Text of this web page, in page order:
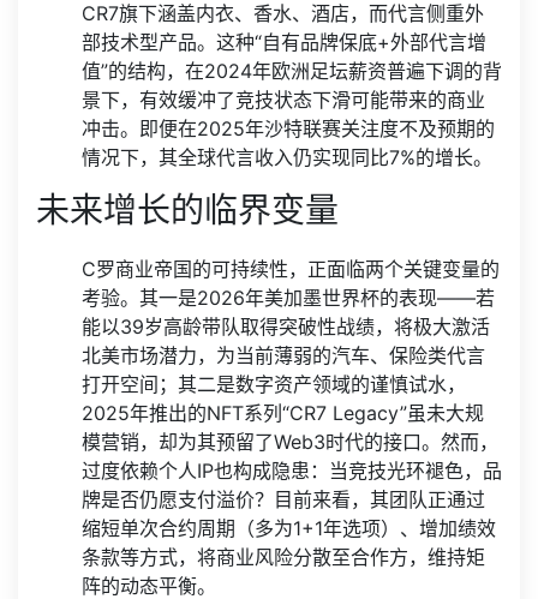
CR7旗下涵盖内衣、香水、酒店，而代言侧重外
部技术型产品。这种“自有品牌保底+外部代言增
值”的结构，在2024年欧洲足坛薪资普遍下调的背
景下，有效缓冲了竞技状态下滑可能带来的商业
冲击。即便在2025年沙特联赛关注度不及预期的
情况下，其全球代言收入仍实现同比7%的增长。
未来增长的临界变量
C罗商业帝国的可持续性，正面临两个关键变量的
考验。其一是2026年美加墨世界杯的表现——若
能以39岁高龄带队取得突破性战绩，将极大激活
北美市场潜力，为当前薄弱的汽车、保险类代言
打开空间；其二是数字资产领域的谨慎试水，
2025年推出的NFT系列“CR7 Legacy”虽未大规
模营销，却为其预留了Web3时代的接口。然而，
过度依赖个人IP也构成隐患：当竞技光环褪色，品
牌是否仍愿支付溢价？目前来看，其团队正通过
缩短单次合约周期（多为1+1年选项）、增加绩效
条款等方式，将商业风险分散至合作方，维持矩
阵的动态平衡。